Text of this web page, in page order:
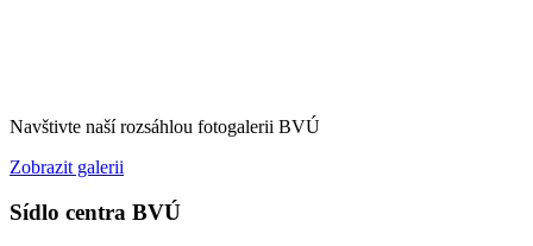
Navštivte naší rozsáhlou fotogalerii BVÚ
Zobrazit galerii
Sídlo centra BVÚ